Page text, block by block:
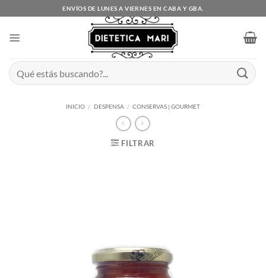
al
ENVÍOS DE LUNES A VIERNES EN CABA Y GBA.
Buscar
por:
INICIO / DESPENSA / CONSERVAS | GOURMET
FILTRAR